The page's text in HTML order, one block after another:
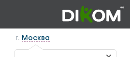
г. Москва